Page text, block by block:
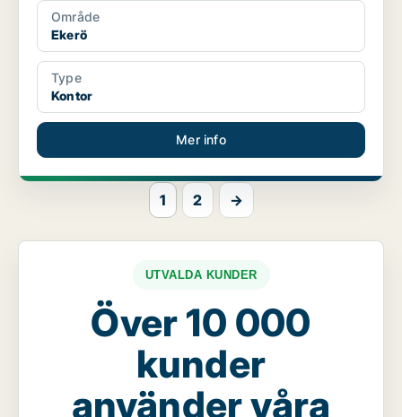
Område
Ekerö
Type
Kontor
Mer info
1 2 →
UTVALDA KUNDER
Över 10 000
kunder
använder våra